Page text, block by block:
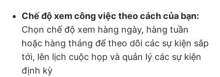
Chế độ xem công việc theo cách của bạn:
Chọn chế độ xem hàng ngày, hàng tuần
hoặc hàng tháng để theo dõi các sự kiện sắp
tới, lên lịch cuộc họp và quản lý các sự kiện
định kỳ